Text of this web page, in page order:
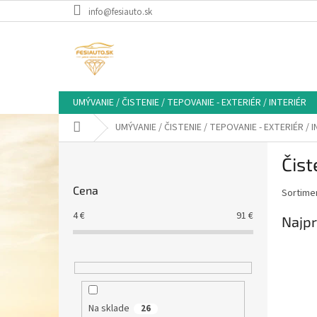
na
info@fesiauto.sk
UMÝVANIE / ČISTENIE / TEPOVANIE - EXTERIÉR / INTERIÉR
DomovUMÝVANIE / ČISTENIE / TEPOVANIE - EXTERIÉR /
Cena
4€ 91 €
Na sklade 26